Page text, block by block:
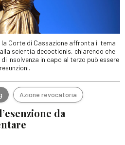
la Corte di Cassazione affronta il tema
scientia decoctionis, chiarendo che
insolvenza in capo al terzo può essere
Azione revocatoria
da